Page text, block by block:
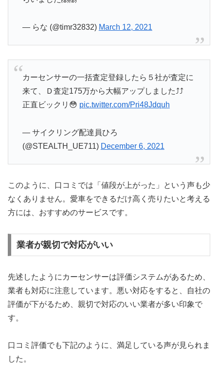
— らな (@timr32832) March 12, 2021
カーセンサーの一括査定登録したら５社が査定に
来て、Ｄ査定175万から大幅アップしました⤴︎⤴︎
正直ビックリ😳 pic.twitter.com/Pri48Jdquh
— サイクリング配達員ひろ
(@STEALTH_UE711) December 6, 2021
このように、口コミでは「値段が上がった」という声も少
なくありません。愛車をできるだけ高く売りたいと考える
方には、おすすめのサービスです。
業者が親切で対応がいい
先述したようにカーセンサーは評価システムがあるため、
業者も対応に注意しています。悪い対応をすると、自社の
評価が下がるため、親切で対応のいい業者が多い印象で
す。
口コミ評価でも下記のように、満足している声が見られま
した。